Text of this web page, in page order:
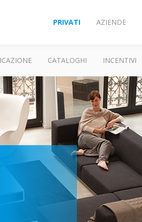
PRIVATI AZIENDE
CATALOGHI INCENTIVI